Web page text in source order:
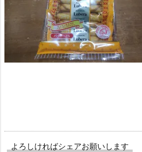
よろしければシェアお願いします